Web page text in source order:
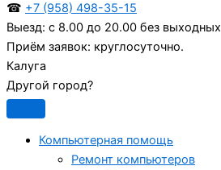
☎ +7 (958) 498-35-15
Выезд: с 8.00 до 20.00 без выходных
Приём заявок: круглосуточно.
Калуга
Другой город?
Компьютерная помощь
Ремонт компьютеров